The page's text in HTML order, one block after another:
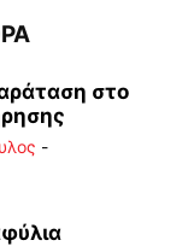
στο
-